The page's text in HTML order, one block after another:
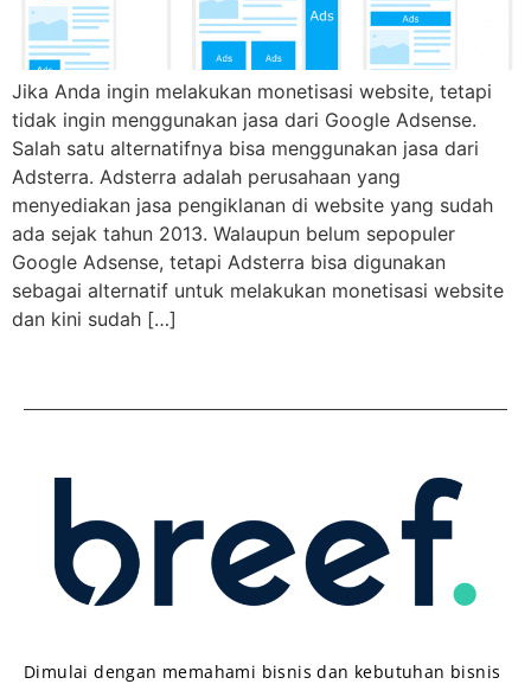
Jika Anda ingin melakukan monetisasi website, tetapi
tidak ingin menggunakan jasa dari Google Adsense.
Salah satu alternatifnya bisa menggunakan jasa dari
Adsterra. Adsterra adalah perusahaan yang
menyediakan jasa pengiklanan di website yang sudah
ada sejak tahun 2013. Walaupun belum sepopuler
Google Adsense, tetapi Adsterra bisa digunakan
sebagai alternatif untuk melakukan monetisasi website
dan kini sudah […]
Dimulai dengan memahami bisnis dan kebutuhan bisnis